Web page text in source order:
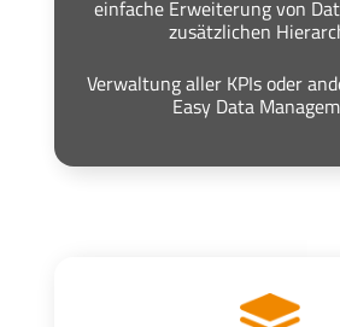
einfache Erweiterung von
zusätzlichen
Verwaltung aller KPIs oder
Easy Data